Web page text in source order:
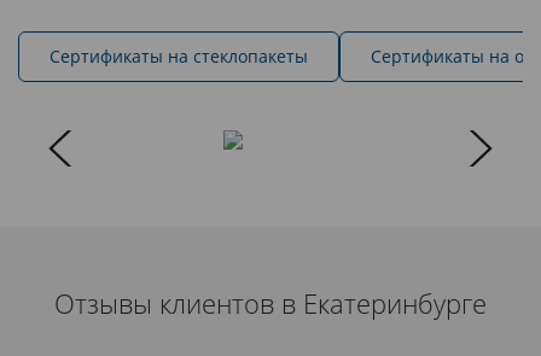
Cертификаты на стеклопакеты Сертификаты на
Отзывы клиентов в Екатеринбурге